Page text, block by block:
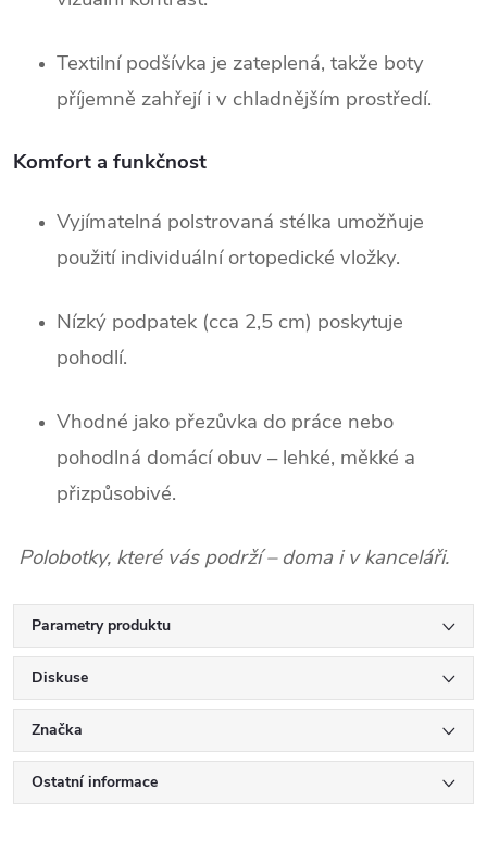
Textilní podšívka je zateplená, takže boty
příjemně zahřejí i v chladnějším prostředí.
Komfort a funkčnost
Vyjímatelná polstrovaná stélka umožňuje
použití individuální ortopedické vložky.
Nízký podpatek (cca 2,5 cm) poskytuje
pohodlí.
Vhodné jako přezůvka do práce nebo
pohodlná domácí obuv – lehké, měkké a
přizpůsobivé.
Polobotky, které vás podrží – doma i v kanceláři.
Parametry produktu
Diskuse
Značka
Ostatní informace